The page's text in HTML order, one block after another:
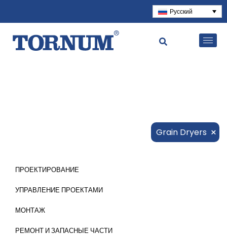
Русский
Grain Dryers ×
ПРОЕКТИРОВАНИЕ
УПРАВЛЕНИЕ ПРОЕКТАМИ
МОНТАЖ
РЕМОНТ И ЗАПАСНЫЕ ЧАСТИ